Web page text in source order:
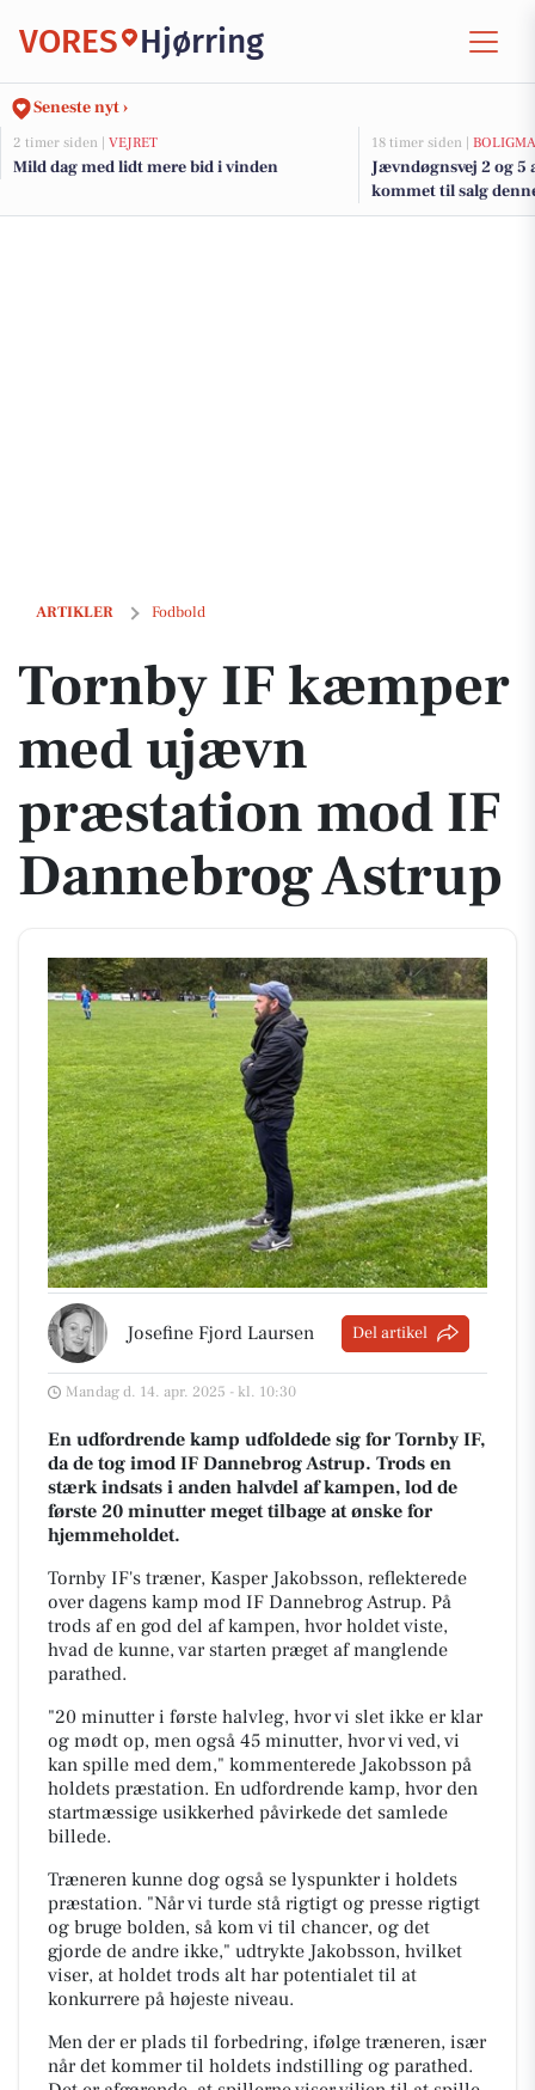
VORES Hjørring
Seneste nyt ›
2 timer siden | VEJRET
Mild dag med lidt mere bid i vinden
18 timer siden |
Jævndøgnsvej 2 og 5
kommet til salg
boligerne her.
ARTIKLER Fodbold
Tornby IF kæmper med ujævn præstation mod IF Dannebrog Astrup
Tornby IF kæmper
med ujævn
præstation mod IF
Dannebrog Astrup
Josefine Fjord Laursen Del artikel
Mandag d. 14. apr. 2025 - kl. 10:30
En udfordrende kamp udfoldede sig for Tornby IF,
da de tog imod IF Dannebrog Astrup. Trods en
stærk indsats i anden halvdel af kampen, lod de
første 20 minutter meget tilbage at ønske for
hjemmeholdet.
Tornby IF's træner, Kasper Jakobsson, reflekterede
over dagens kamp mod IF Dannebrog Astrup. På
trods af en god del af kampen, hvor holdet viste,
hvad de kunne, var starten præget af manglende
parathed.
"20 minutter i første halvleg, hvor vi slet ikke er klar
og mødt op, men også 45 minutter, hvor vi ved, vi
kan spille med dem," kommenterede Jakobsson på
holdets præstation. En udfordrende kamp, hvor den
startmæssige usikkerhed påvirkede det samlede
billede.
Træneren kunne dog også se lyspunkter i holdets
præstation. "Når vi turde stå rigtigt og presse rigtigt
og bruge bolden, så kom vi til chancer, og det
gjorde de andre ikke," udtrykte Jakobsson, hvilket
viser, at holdet trods alt har potentialet til at
konkurrere på højeste niveau.
Men der er plads til forbedring, ifølge træneren, især
når det kommer til holdets indstilling og parathed.